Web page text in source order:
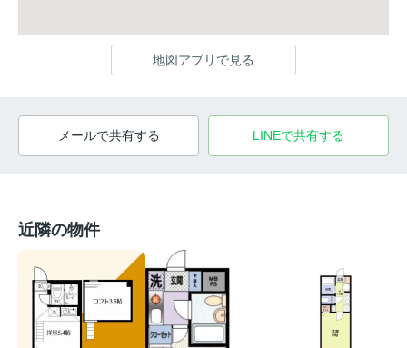
地図アプリで見る
メールで共有する LINEで共有する
近隣の物件